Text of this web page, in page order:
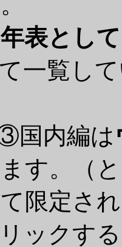
年表とし
一覧し
国内編は
す。（
限定さ
ックす